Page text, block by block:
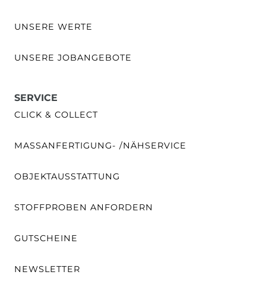
UNSERE WERTE
UNSERE JOBANGEBOTE
SERVICE
CLICK & COLLECT
MASSANFERTIGUNG- /NÄHSERVICE
OBJEKTAUSSTATTUNG
STOFFPROBEN ANFORDERN
GUTSCHEINE
NEWSLETTER